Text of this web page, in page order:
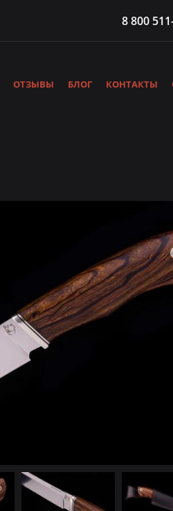
8 800
ОТЗЫВЫ БЛОГ КОНТАКТЫ